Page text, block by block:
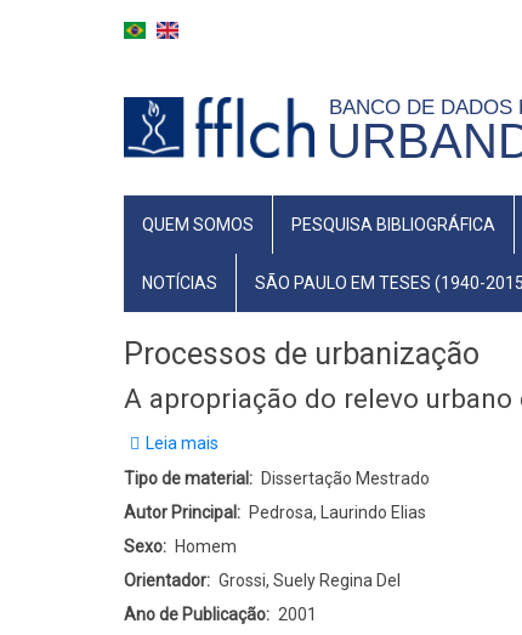
BANCO DE DADOS
MAIN
QUEM SOMOS PESQUISA BIBLIOGRÁFICA
NOTÍCIAS SÃO PAULO EM TESES (1940-
Processos de urbanização
A apropriação do relevo
Leia mais
A
apropriação
do
relevo
urbano
Tipo de material
Dissertação Mestrado
Autor Principal
Pedrosa, Laurindo Elias
Sexo
Homem
Orientador
Grossi, Suely Regina Del
Ano de Publicação
2001